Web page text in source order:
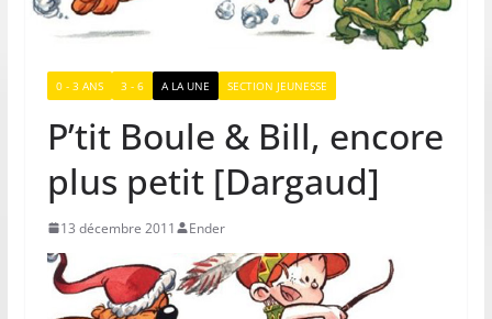
0 - 3 ANS 3 - 6 A LA UNE SECTION JEUNESSE
P’tit Boule & Bill, encore
plus petit [Dargaud]
13 décembre 2011 Ender